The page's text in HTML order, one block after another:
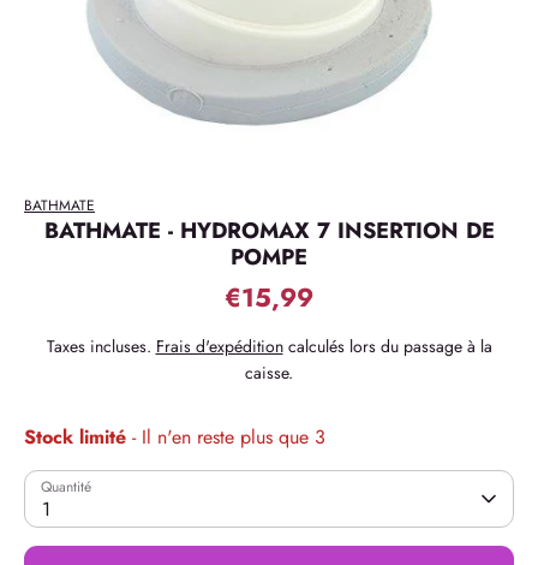
BATHMATE
BATHMATE - HYDROMAX 7 INSERTION DE
POMPE
€15,99
Taxes incluses. Frais d'expéditioncalculés lors du passage à la
caisse.
Stock limité - Il n'en reste plus que 3
Quantité
1